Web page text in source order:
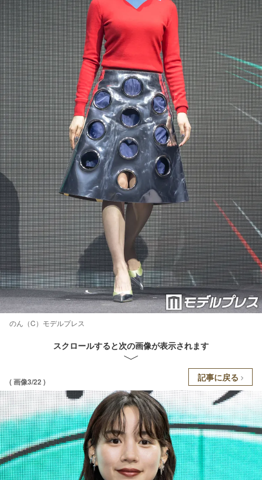
のん（C）モデルプレス
スクロールすると次の画像が表示されます
( 画像3/22 ) 記事に戻る